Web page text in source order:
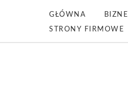
GŁÓWNA
STRONY FIRMOWE